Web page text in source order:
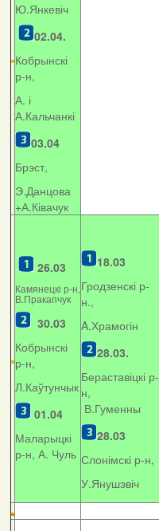
Ю.Янкевіч
02.04.
Кобрынскі
р-н,
А. і
А.Кальчанкі
03.04
Брэст,
Э.Данцова
+А.Ківачук
26.03
Камянецкі р-н,
В.Пракапчук
30.03
Кобрынскі
р-н,
Л.Каўтунчык
01.04
Маларыцкі
р-н, А. Чуль
18.03
Гродзенскі р-
н.,
A.Храмогін
28.03.
Бераставіцкі р-
н,
В.Гуменны
28.03
Слонімскі р-н,
У.Янушэвіч